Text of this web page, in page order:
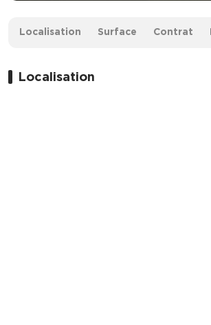
Prix de vente :
Localisation Surface Contrat
Localisation